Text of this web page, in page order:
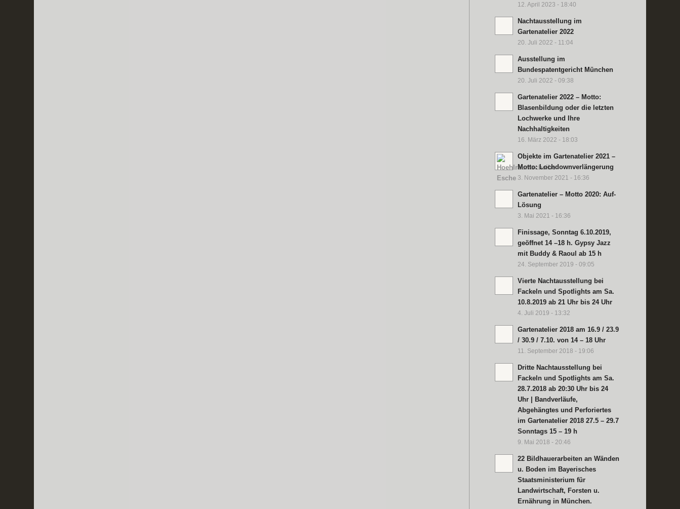
12. April 2023 - 18:40
Nachtausstellung im
Gartenatelier 2022
20. Juli 2022 - 11:04
Ausstellung im
Bundespatentgericht München
20. Juli 2022 - 09:38
Gartenatelier 2022 – Motto:
Blasenbildung oder die letzten
Lochwerke und Ihre
Nachhaltigkeiten
16. März 2022 - 18:03
Objekte im Gartenatelier 2021 –
Motto: Lochdownverlängerung
3. November 2021 - 16:36
Gartenatelier – Motto 2020: Auf-
Lösung
3. Mai 2021 - 16:36
Finissage, Sonntag 6.10.2019,
geöffnet 14 –18 h. Gypsy Jazz
mit Buddy & Raoul ab 15 h
24. September 2019 - 09:05
Vierte Nachtausstellung bei
Fackeln und Spotlights am Sa.
10.8.2019 ab 21 Uhr bis 24 Uhr
4. Juli 2019 - 13:32
Gartenatelier 2018 am 16.9 / 23.9
/ 30.9 / 7.10. von 14 – 18 Uhr
11. September 2018 - 19:06
Dritte Nachtausstellung bei
Fackeln und Spotlights am Sa.
28.7.2018 ab 20:30 Uhr bis 24
Uhr | Bandverläufe,
Abgehängtes und Perforiertes
im Gartenatelier 2018 27.5 – 29.7
Sonntags 15 – 19 h
9. Mai 2018 - 20:46
22 Bildhauerarbeiten an Wänden
u. Boden im Bayerisches
Staatsministerium für
Landwirtschaft, Forsten u.
Ernährung in München.